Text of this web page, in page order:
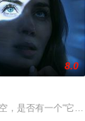
知觉的伴侣，他
the distur
8.0
，是否有一个“它”